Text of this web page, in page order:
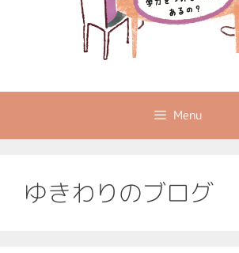
Menu
ゆきわりのブログ